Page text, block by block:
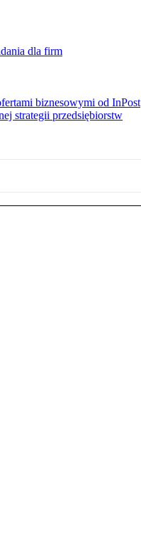
dla firm
biznesowymi od InPost
strategii przedsiębiorstw